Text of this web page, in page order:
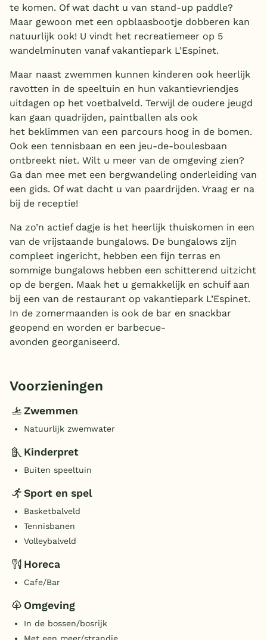
te komen. Of wat dacht u van stand-up paddle?
Maar gewoon met een opblaasbootje dobberen kan
natuurlijk ook! U vindt het recreatiemeer op 5
wandelminuten vanaf vakantiepark L’Espinet.
Maar naast zwemmen kunnen kinderen ook heerlijk
ravotten in de speeltuin en hun vakantievriendjes
uitdagen op het voetbalveld. Terwijl de oudere jeugd
kan gaan quadrijden, paintballen als ook
het beklimmen van een parcours hoog in de bomen.
Ook een tennisbaan en een jeu-de-boulesbaan
ontbreekt niet. Wilt u meer van de omgeving zien?
Ga dan mee met een bergwandeling onderleiding van
een gids. Of wat dacht u van paardrijden. Vraag er na
bij de receptie!
Na zo’n actief dagje is het heerlijk thuiskomen in een
van de vrijstaande bungalows. De bungalows zijn
compleet ingericht, hebben een fijn terras en
sommige bungalows hebben een schitterend uitzicht
op de bergen. Maak het u gemakkelijk en schuif aan
bij een van de restaurant op vakantiepark L’Espinet.
In de zomermaanden is ook de bar en snackbar
geopend en worden er barbecue-
avonden georganiseerd.
Voorzieningen
Zwemmen
Natuurlijk zwemwater
Kinderpret
Buiten speeltuin
Sport en spel
Basketbalveld
Tennisbanen
Volleybalveld
Horeca
Cafe/Bar
Omgeving
In de bossen/bosrijk